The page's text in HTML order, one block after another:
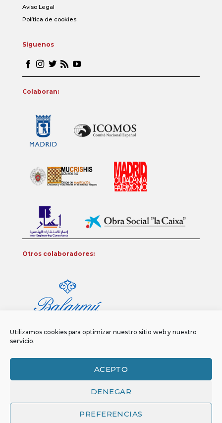
Utilizamos cookies para optimizar nuestro sitio web y nuestro
servicio.
ACEPTO
DENEGAR
PREFERENCIAS
Aviso Legal
Política de cookies
Síguenos
Colaboran:
Otros colaboradores:
Política de privacidad
intelectual e industrial de este sitio web, y es también titular o tiene la